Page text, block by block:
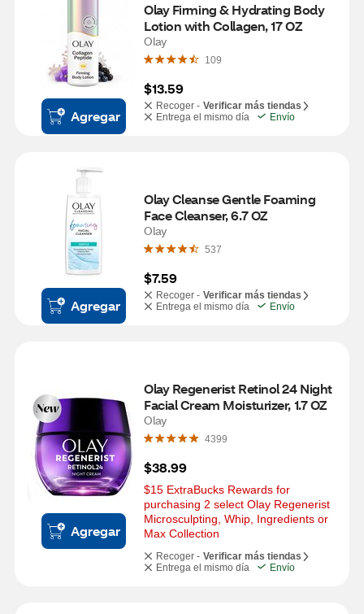
Agregar
Olay Firming & Hydrating Body
Lotion with Collagen, 17 OZ
Olay
109
$13.59
Recoger - Verificar más tiendas
Entrega el mismo día
Envío
Agregar
Olay Cleanse Gentle Foaming
Face Cleanser, 6.7 OZ
Olay
537
$7.59
Recoger - Verificar más tiendas
Entrega el mismo día
Envío
Agregar
Olay Regenerist Retinol 24 Night
Facial Cream Moisturizer, 1.7 OZ
Olay
4399
$38.99
$15 ExtraBucks Rewards for
purchasing 2 select Olay Regenerist
Microsculpting, Whip, Ingredients or
Max Collection
Recoger - Verificar más tiendas
Entrega el mismo día
Envío